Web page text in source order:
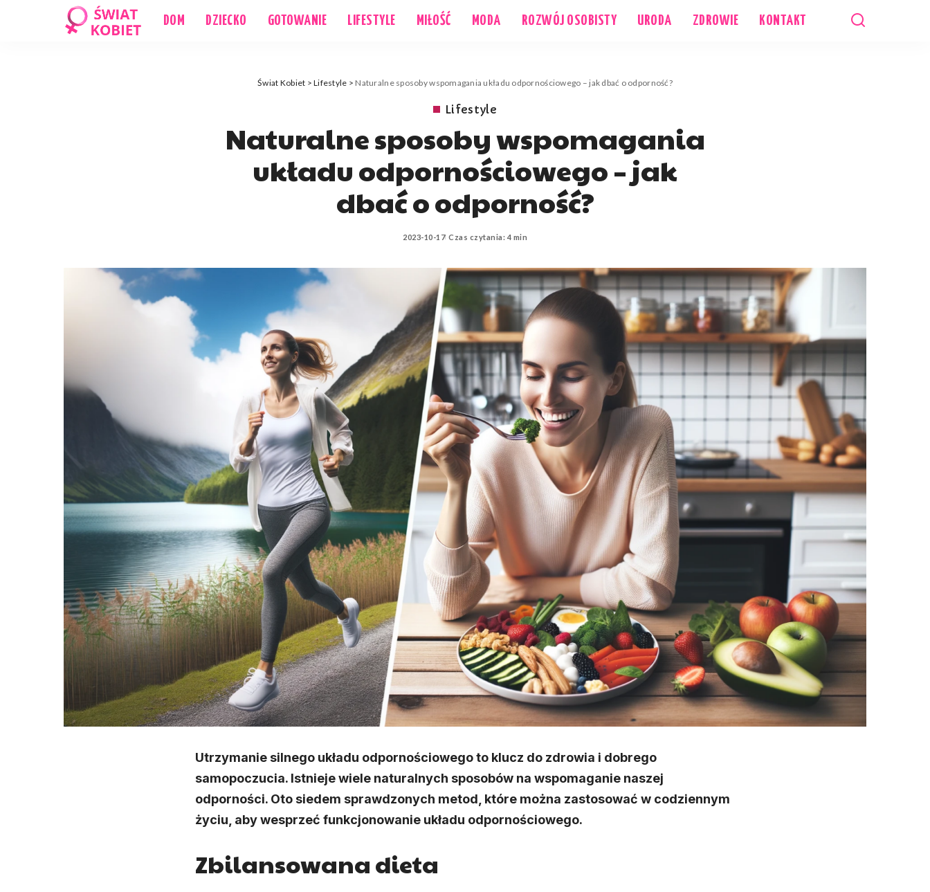
DOM DZIECKO GOTOWANIE LIFESTYLE MIŁOŚĆ MODA ROZWÓJ OSOBISTY URODA ZDROWIE KONTAKT
Świat Kobiet >Lifestyle > Naturalne sposoby wspomagania układu odpornościowego – jak dbać o odporność?
Lifestyle
Naturalne sposoby wspomagania
układu odpornościowego – jak
dbać o odporność?
2023-10-17 Czas czytania: 4 min
Utrzymanie silnego układu odpornościowego to klucz do zdrowia i dobrego
samopoczucia. Istnieje wiele naturalnych sposobów na wspomaganie naszej
odporności. Oto siedem sprawdzonych metod, które można zastosować w codziennym
życiu, aby wesprzeć funkcjonowanie układu odpornościowego.
Zbilansowana dieta